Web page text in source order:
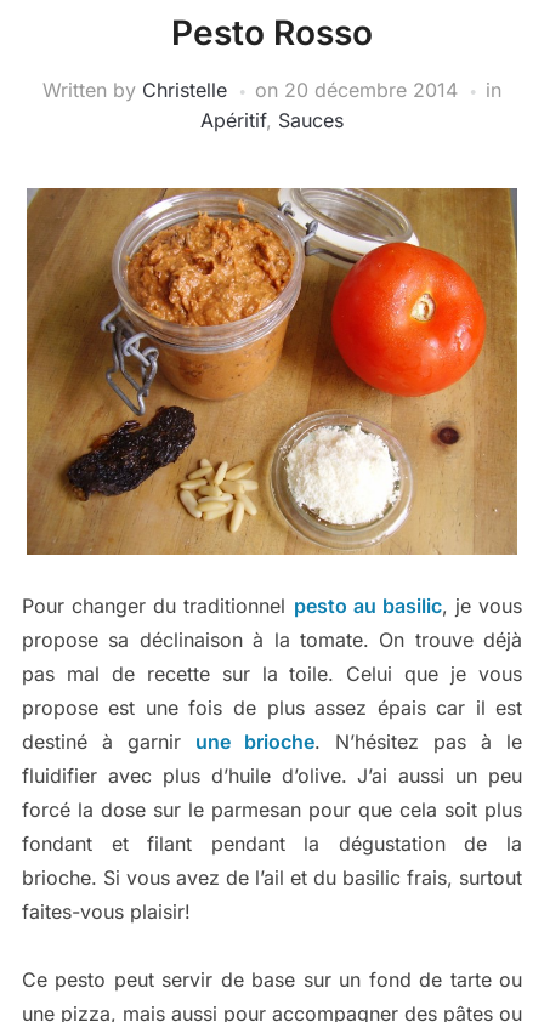
Pesto Rosso
Written by Christelle on 20 décembre 2014
in
Apéritif, Sauces
Pour changer du traditionnel pesto au basilic, je vous
propose sa déclinaison à la tomate. On trouve déjà
pas mal de recette sur la toile. Celui que je vous
propose est une fois de plus assez épais car il est
destiné à garnir une brioche. N’hésitez pas à le
fluidifier avec plus d’huile d’olive. J’ai aussi un peu
forcé la dose sur le parmesan pour que cela soit plus
fondant et filant pendant la dégustation de la
brioche. Si vous avez de l’ail et du basilic frais, surtout
faites-vous plaisir!
Ce pesto peut servir de base sur un fond de tarte ou
une pizza, mais aussi pour accompagner des pâtes ou